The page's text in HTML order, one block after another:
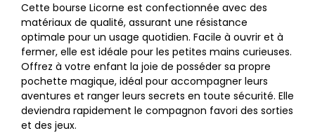
Cette bourse Licorne est confectionnée avec des
matériaux de qualité, assurant une résistance
optimale pour un usage quotidien. Facile à ouvrir et à
fermer, elle est idéale pour les petites mains curieuses.
Offrez à votre enfant la joie de posséder sa propre
pochette magique, idéal pour accompagner leurs
aventures et ranger leurs secrets en toute sécurité. Elle
deviendra rapidement le compagnon favori des sorties
et des jeux.